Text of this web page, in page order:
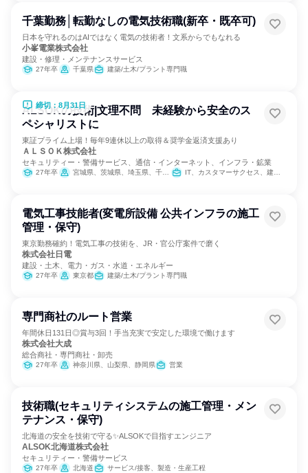
千葉勤務│転勤なしの電気技術職(新卒・既卒可)
日本を守れるのはAIではなく電気の技術者！文系からでもなれる
小峯電業株式会社
建設・修理・メンテナンスサービス
27年卒 千葉県 建築/土木/プラント専門職
締切：8月31日
ALSOKの技術|文理不問 未経験から安全のス
ペシャリストに
東証プライム上場！毎年9連休以上の取得＆奨学金返済支援あり
ＡＬＳＯＫ株式会社
セキュリティー・警備サービス、通信・インターネット、インフラ・鉱業
27年卒 宮城県、茨城県、埼玉県、千葉県、東京都、神奈川県、山梨県、長野県、静岡県、愛知県、滋賀県、京都府、大阪府、兵庫県、奈良県、和歌山県、岡山県、山口県、徳島県、香川県、高知県、福岡県、熊本県、大分県 IT、カスタマーサクセス、建築/土木/プラント専門職
電気工事技能者(変電所設備 公共インフラの施工
管理・保守)
東京勤務確約！電気工事の技術を、JR・官公庁案件で磨く
株式会社日電
建設・土木、電力・ガス・水道・エネルギー
27年卒 東京都 建築/土木/プラント専門職
専門商社のルート営業
年間休日131日◎賞与3回！手当充実で安定した環境で働けます
株式会社大成
総合商社・専門商社・卸売
27年卒 神奈川県、山梨県、静岡県 営業
技術職(セキュリティシステムの施工管理・メン
テナンス・保守)
北海道の安全を技術で守る✨ALSOKで目指すエンジニア
ALSOK北海道株式会社
セキュリティー・警備サービス
27年卒 北海道 サービス/接客、製造・生産工程